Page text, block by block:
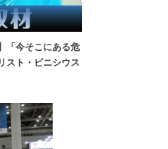
「今そこにある危
スト・ビニシウス